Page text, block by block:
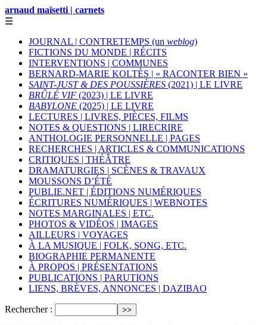
arnaud maïsetti | carnets
☰
JOURNAL | CONTRETEMPS (un weblog)
FICTIONS DU MONDE | RÉCITS
INTERVENTIONS | COMMUNES
BERNARD-MARIE KOLTÈS | « RACONTER BIEN »
SAINT-JUST & DES POUSSIÈRES (2021) | LE LIVRE
BRÛLÉ VIF (2023) | LE LIVRE
BABYLONE (2025) | LE LIVRE
LECTURES | LIVRES, PIÈCES, FILMS
NOTES & QUESTIONS | LIRECRIRE
ANTHOLOGIE PERSONNELLE | PAGES
RECHERCHES | ARTICLES & COMMUNICATIONS
CRITIQUES | THÉÂTRE
DRAMATURGIES | SCÈNES & TRAVAUX
MOUSSONS D’ÉTÉ
PUBLIE.NET | ÉDITIONS NUMÉRIQUES
ÉCRITURES NUMÉRIQUES | WEBNOTES
NOTES MARGINALES | ETC.
PHOTOS & VIDÉOS | IMAGES
AILLEURS | VOYAGES
À LA MUSIQUE | FOLK, SONG, ETC.
BIOGRAPHIE PERMANENTE
À PROPOS | PRÉSENTATIONS
PUBLICATIONS | PARUTIONS
LIENS, BRÈVES, ANNONCES | DAZIBAO
Rechercher :